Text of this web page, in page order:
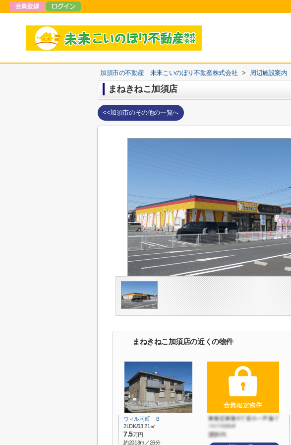
加須市の不動産｜未来こいのぼり不動産株式会社 > 周辺施設案内
まねきねこ加須店
<<加須市のその他の一覧へ
まねきねこ加須店の近くの物件
ウィル南町 Ｂ
2LDK/63.21㎡
7.5万円
約2018m／26分